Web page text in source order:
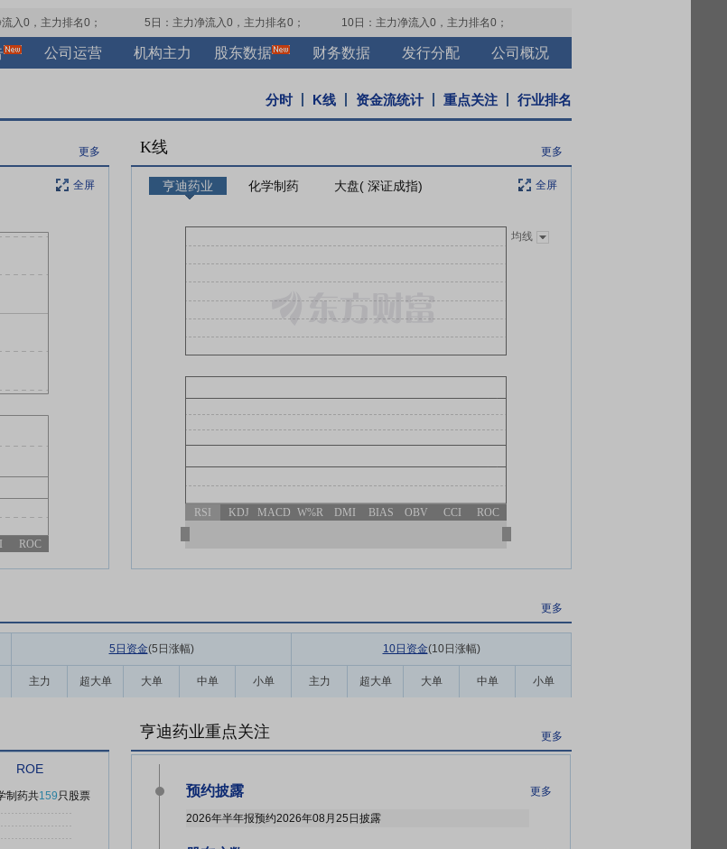
入0 ，主力排名0 ； 5日：主力净流入0 ，主力排名0 ； 10日：主力净流入0 ，主力排名0 ；
公司运营 机构主力 股东数据 财务数据 发行分配 公司概况
分时 K线 资金流统计 重点关注 行业排名
更多
全屏
ROC
K线 更多
亨迪药业 化学制药 大盘( 深证成指) 全屏
均线
RSI KDJ MACD W%R DMI BIAS OBV CCI ROC
更多
5日资金(5日涨幅) 10日资金(10日涨幅)
主力 超大单 大单 中单 小单 主力 超大单 大单 中单 小单
ROE
制药共159只股票
亨迪药业重点关注 更多
预约披露 更多
2026年半年报预约2026年08月25日披露